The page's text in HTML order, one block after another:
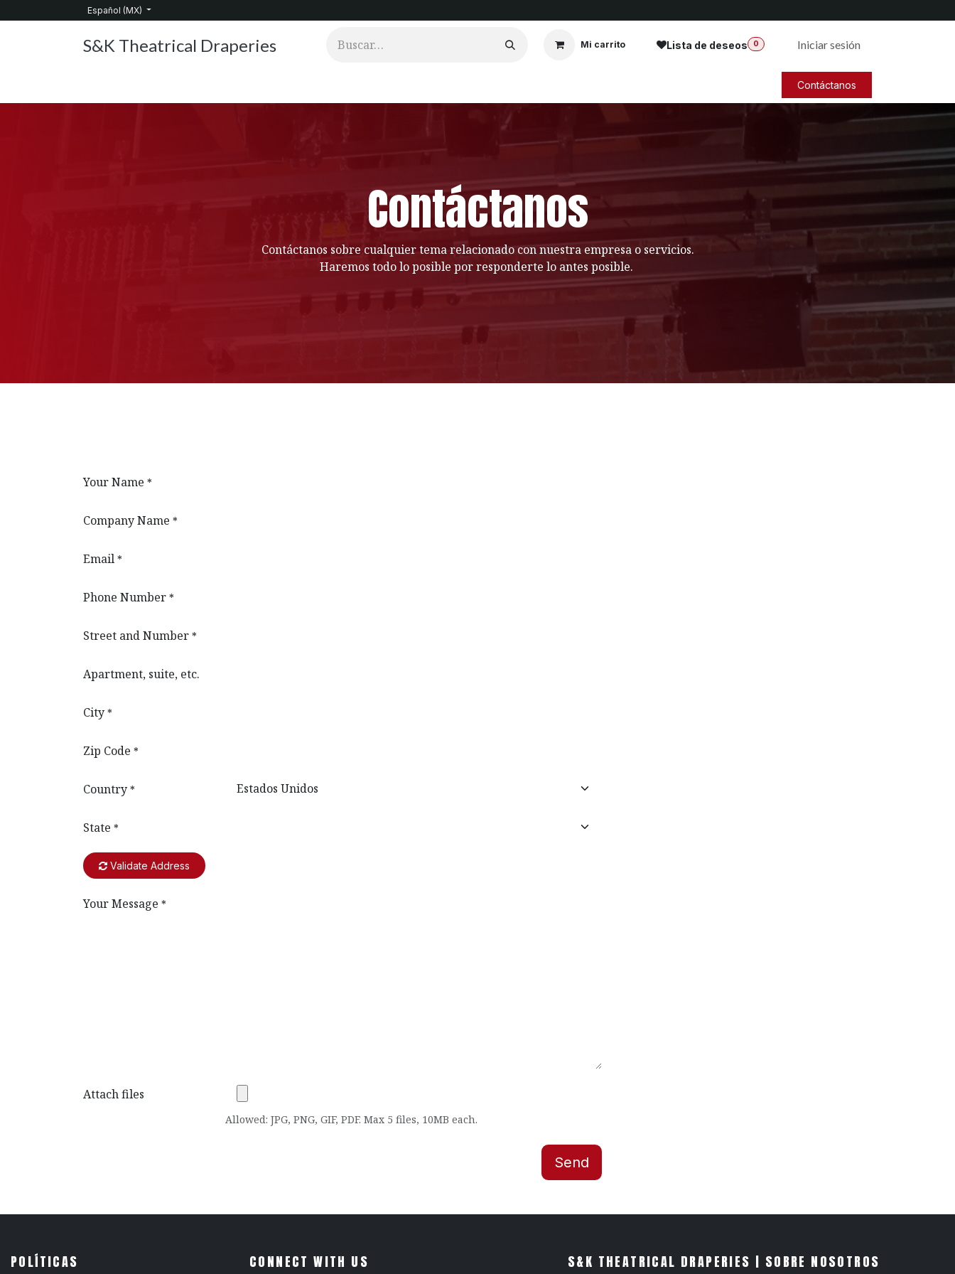
Español (MX)
S&K Theatrical Draperies Mi carrito Lista de deseos 0 Iniciar sesión
Contáctanos
Contáctanos
Contáctanos sobre cualquier tema relacionado con nuestra empresa o servicios.
Haremos todo lo posible por responderte lo antes posible.
Your Name *
Company Name *
Email *
Phone Number *
Street and Number *
Apartment, suite, etc.
City *
Zip Code *
Country *
State *
Validate Address
Your Message *
Attach files
Allowed: JPG, PNG, GIF, PDF. Max 5 files, 10MB each.
Send
POLÍTICAS CONNECT WITH US S&K THEATRICAL DRAPERIES | SOBRE NOSOTROS